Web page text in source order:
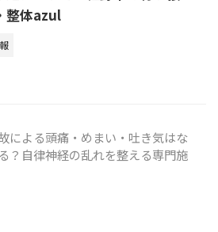
整体azul
による頭痛・めまい・吐き気はな
？自律神経の乱れを整える専門施